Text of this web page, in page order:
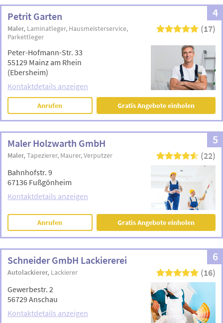
4
Petrit Garten
Maler Laminatleger Hausmeisterservice
Parkettleger
(17)
Peter-Hofmann-Str. 33
55129 Mainz am Rhein
(Ebersheim)
Kontaktdetails anzeigen
Anrufen Gratis Angebote einholen
5
Maler Holzwarth GmbH
Maler Tapezierer Maurer Verputzer (22)
Bahnhofstr. 9
67136 Fußgönheim
Kontaktdetails anzeigen
Anrufen Gratis Angebote einholen
6
Schneider GmbH Lackiererei
Autolackierer Lackierer (16)
Gewerbestr. 2
56729 Anschau
Kontaktdetails anzeigen